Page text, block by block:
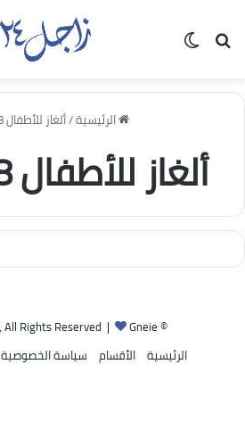
بحث عن
الرئيسية/ألغاز للأطفال 8 سنوات
ألغاز للأطفال 8 سنوات
© Copyright 2026, All Rights Reserved |
Gneie
الرئيسية الأقسام سياسة الخصوصية